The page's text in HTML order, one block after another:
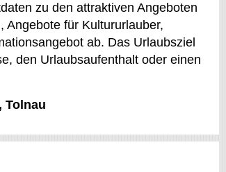
zu den attraktiven Angeboten
Angebote für Kultururlauber,
ab. Das Urlaubsziel
den Urlaubsaufenthalt oder einen
Tolnau